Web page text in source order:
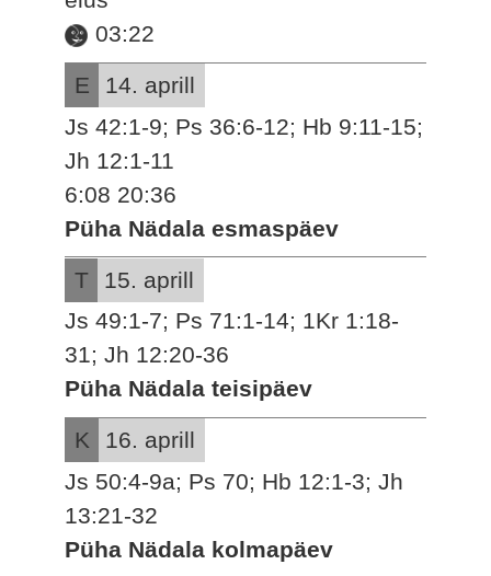
03:22
E
14. aprill
Js 42:1-9; Ps 36:6-12; Hb 9:11-15;
Jh 12:1-11
6:08 20:36
Püha Nädala esmaspäev
T
15. aprill
Js 49:1-7; Ps 71:1-14; 1Kr 1:18-
31; Jh 12:20-36
Püha Nädala teisipäev
K
16. aprill
Js 50:4-9a; Ps 70; Hb 12:1-3; Jh
13:21-32
Püha Nädala kolmapäev